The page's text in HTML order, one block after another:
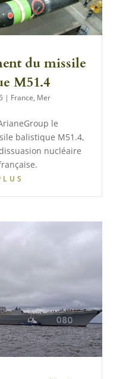
du missile
M51.4
| France, Mer
le
balistique M51.4,
nucléaire